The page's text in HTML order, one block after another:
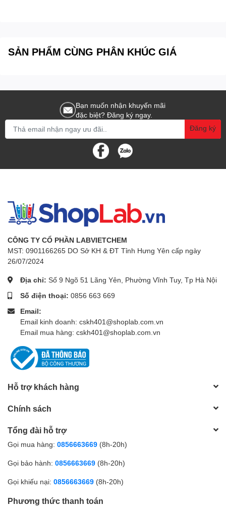
SẢN PHẨM CÙNG PHÂN KHÚC GIÁ
Bạn muốn nhận khuyến mãi
đặc biệt? Đăng ký ngay.
Đăng ký
CÔNG TY CỔ PHẦN LABVIETCHEM
MST: 0901166265 DO Sở KH & ĐT Tỉnh Hưng Yên cấp ngày
26/07/2024
Địa chỉ: Số 9 Ngõ 51 Lãng Yên, Phường Vĩnh Tuy, Tp Hà Nội
Số điện thoại: 0856 663 669
Email:
Email kinh doanh: cskh401@shoplab.com.vn
Email mua hàng: cskh401@shoplab.com.vn
Hỗ trợ khách hàng
Chính sách
Tổng đài hỗ trợ
Gọi mua hàng: 0856663669 (8h-20h)
Gọi bảo hành: 0856663669 (8h-20h)
Gọi khiếu nại: 0856663669 (8h-20h)
Phương thức thanh toán